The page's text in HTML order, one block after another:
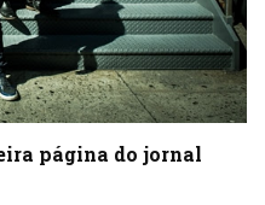
página do jornal